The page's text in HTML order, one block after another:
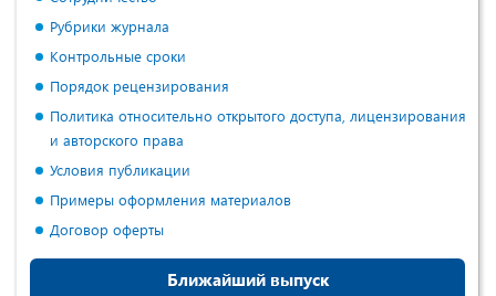
Рубрики журнала
Контрольные сроки
Порядок рецензирования
Политика относительно открытого доступа, лицензирования
и авторского права
Условия публикации
Примеры оформления материалов
Договор оферты
Ближайший выпуск